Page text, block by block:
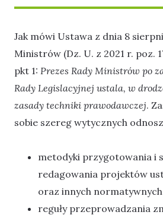
Jak mówi Ustawa z dnia 8
Ministrów (Dz. U. z 2021 r. poz.
pkt 1: Prezes Rady Ministrów po
Rady Legislacyjnej ustala, w
zasady techniki prawodawczej.
sobie szereg wytycznych
metodyki przygotowania i
redagowania projektów
oraz innych
reguły przeprowadzania